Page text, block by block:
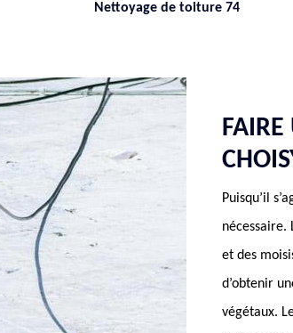
Nettoyage de toiture 74
Puisqu’il
nécessaire.
et des
d’obtenir
végétaux.